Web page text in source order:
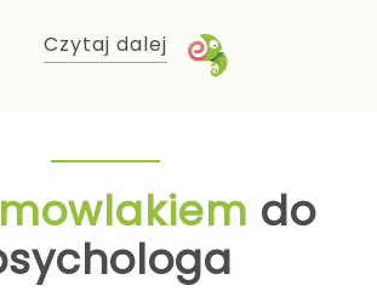
Czytaj dalej
do